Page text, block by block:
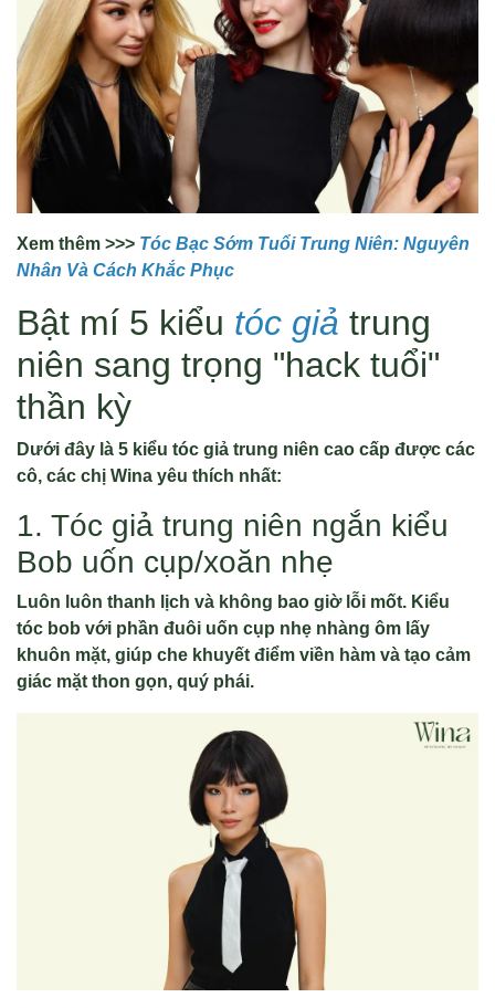
Xem thêm >>> Tóc Bạc Sớm Tuổi Trung Niên: Nguyên
Nhân Và Cách Khắc Phục
Bật mí 5 kiểu tóc giả trung
niên sang trọng "hack tuổi"
thần kỳ
Dưới đây là 5 kiểu tóc giả trung niên cao cấp được các
cô, các chị Wina yêu thích nhất:
1. Tóc giả trung niên ngắn kiểu
Bob uốn cụp/xoăn nhẹ
Luôn luôn thanh lịch và không bao giờ lỗi mốt. Kiểu
tóc bob với phần đuôi uốn cụp nhẹ nhàng ôm lấy
khuôn mặt, giúp che khuyết điểm viền hàm và tạo cảm
giác mặt thon gọn, quý phái.